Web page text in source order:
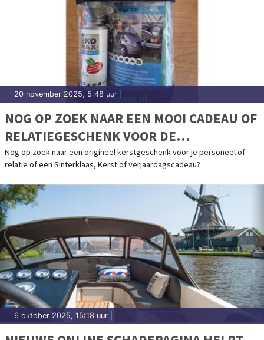
20 november 2025, 5:48 uur
NOG OP ZOEK NAAR EEN MOOI CADEAU OF
RELATIEGESCHENK VOOR DE
FEESTDAGEN?
Nog op zoek naar een origineel kerstgeschenk voor je personeel of
relatie of een Sinterklaas, Kerst of verjaardagscadeau?
6 oktober 2025, 15:18 uur